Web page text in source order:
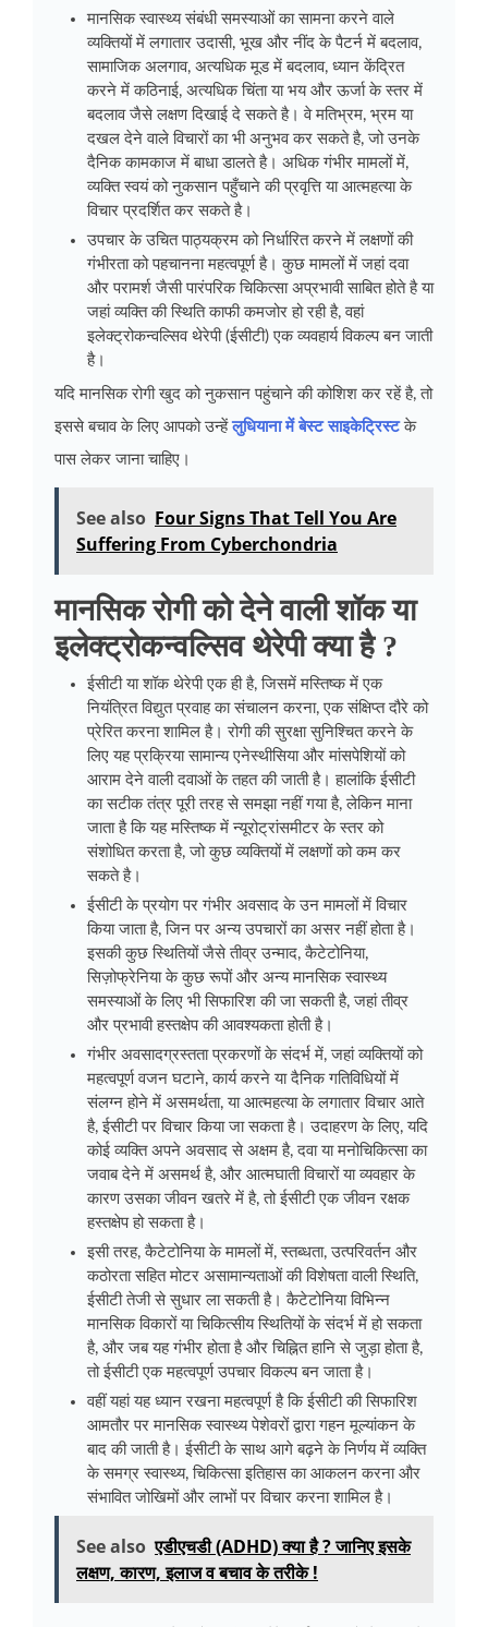
मानसिक स्वास्थ्य संबंधी समस्याओं का सामना करने वाले
व्यक्तियों में लगातार उदासी, भूख और नींद के पैटर्न में बदलाव,
सामाजिक अलगाव, अत्यधिक मूड में बदलाव, ध्यान केंद्रित
करने में कठिनाई, अत्यधिक चिंता या भय और ऊर्जा के स्तर में
बदलाव जैसे लक्षण दिखाई दे सकते है। वे मतिभ्रम, भ्रम या
दखल देने वाले विचारों का भी अनुभव कर सकते है, जो उनके
दैनिक कामकाज में बाधा डालते है। अधिक गंभीर मामलों में,
व्यक्ति स्वयं को नुकसान पहुँचाने की प्रवृत्ति या आत्महत्या के
विचार प्रदर्शित कर सकते है।
उपचार के उचित पाठ्यक्रम को निर्धारित करने में लक्षणों की
गंभीरता को पहचानना महत्वपूर्ण है। कुछ मामलों में जहां दवा
और परामर्श जैसी पारंपरिक चिकित्सा अप्रभावी साबित होते है या
जहां व्यक्ति की स्थिति काफी कमजोर हो रही है, वहां
इलेक्ट्रोकन्वल्सिव थेरेपी (ईसीटी) एक व्यवहार्य विकल्प बन जाती
है।
यदि मानसिक रोगी खुद को नुकसान पहुंचाने की कोशिश कर रहें है, तो
इससे बचाव के लिए आपको उन्हेंलुधियाना में बेस्ट साइकेट्रिस्टके
पास लेकर जाना चाहिए।
See also Four Signs That Tell You Are
Suffering From Cyberchondria
मानसिक रोगी को देने वाली शॉक या
इलेक्ट्रोकन्वल्सिव थेरेपी क्या है ?
ईसीटी या शॉक थेरेपी एक ही है, जिसमें मस्तिष्क में एक
नियंत्रित विद्युत प्रवाह का संचालन करना, एक संक्षिप्त दौरे को
प्रेरित करना शामिल है। रोगी की सुरक्षा सुनिश्चित करने के
लिए यह प्रक्रिया सामान्य एनेस्थीसिया और मांसपेशियों को
आराम देने वाली दवाओं के तहत की जाती है। हालांकि ईसीटी
का सटीक तंत्र पूरी तरह से समझा नहीं गया है, लेकिन माना
जाता है कि यह मस्तिष्क में न्यूरोट्रांसमीटर के स्तर को
संशोधित करता है, जो कुछ व्यक्तियों में लक्षणों को कम कर
सकते है।
ईसीटी के प्रयोग पर गंभीर अवसाद के उन मामलों में विचार
किया जाता है, जिन पर अन्य उपचारों का असर नहीं होता है।
इसकी कुछ स्थितियों जैसे तीव्र उन्माद, कैटेटोनिया,
सिज़ोफ्रेनिया के कुछ रूपों और अन्य मानसिक स्वास्थ्य
समस्याओं के लिए भी सिफारिश की जा सकती है, जहां तीव्र
और प्रभावी हस्तक्षेप की आवश्यकता होती है।
गंभीर अवसादग्रस्तता प्रकरणों के संदर्भ में, जहां व्यक्तियों को
महत्वपूर्ण वजन घटाने, कार्य करने या दैनिक गतिविधियों में
संलग्न होने में असमर्थता, या आत्महत्या के लगातार विचार आते
है, ईसीटी पर विचार किया जा सकता है। उदाहरण के लिए, यदि
कोई व्यक्ति अपने अवसाद से अक्षम है, दवा या मनोचिकित्सा का
जवाब देने में असमर्थ है, और आत्मघाती विचारों या व्यवहार के
कारण उसका जीवन खतरे में है, तो ईसीटी एक जीवन रक्षक
हस्तक्षेप हो सकता है।
इसी तरह, कैटेटोनिया के मामलों में, स्तब्धता, उत्परिवर्तन और
कठोरता सहित मोटर असामान्यताओं की विशेषता वाली स्थिति,
ईसीटी तेजी से सुधार ला सकती है। कैटेटोनिया विभिन्न
मानसिक विकारों या चिकित्सीय स्थितियों के संदर्भ में हो सकता
है, और जब यह गंभीर होता है और चिह्नित हानि से जुड़ा होता है,
तो ईसीटी एक महत्वपूर्ण उपचार विकल्प बन जाता है।
वहीं यहां यह ध्यान रखना महत्वपूर्ण है कि ईसीटी की सिफारिश
आमतौर पर मानसिक स्वास्थ्य पेशेवरों द्वारा गहन मूल्यांकन के
बाद की जाती है। ईसीटी के साथ आगे बढ़ने के निर्णय में व्यक्ति
के समग्र स्वास्थ्य, चिकित्सा इतिहास का आकलन करना और
संभावित जोखिमों और लाभों पर विचार करना शामिल है।
See also एडीएचडी (ADHD) क्या है ? जानिए इसके
लक्षण, कारण, इलाज व बचाव के तरीके !